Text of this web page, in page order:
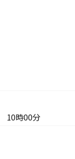
10時00分